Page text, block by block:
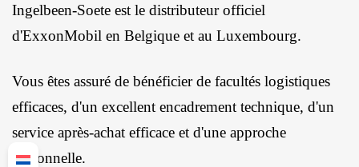
Ingelbeen-Soete est le distributeur officiel
d'ExxonMobil en Belgique et au Luxembourg.
Vous êtes assuré de bénéficier de facultés logistiques
efficaces, d'un excellent encadrement technique, d'un
service après-achat efficace et d'une approche
personnelle.